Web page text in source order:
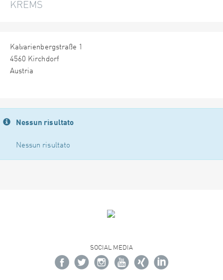
KREMS
Kalvarienbergstraße 1
4560 Kirchdorf
Austria
Nessun risultato
Nessun risultato
SOCIAL MEDIA